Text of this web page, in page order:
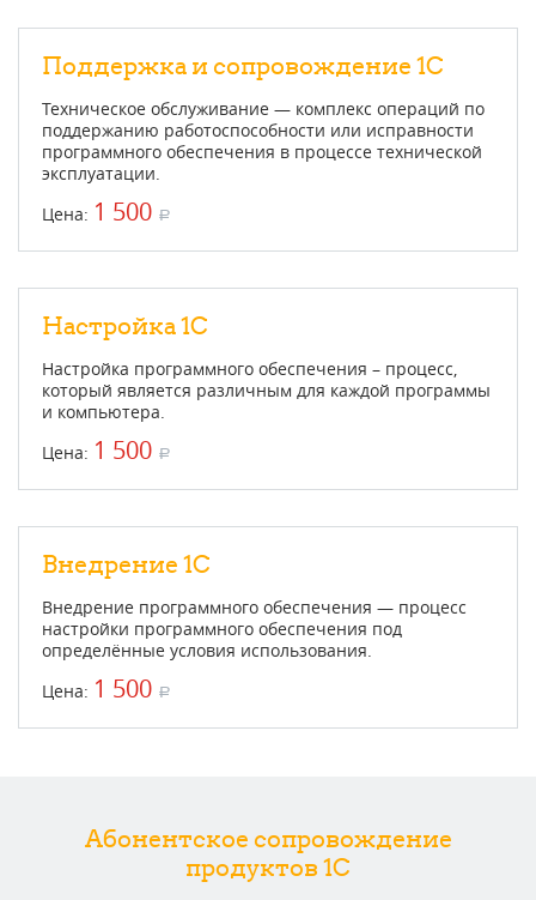
Поддержка и сопровождение 1С
Техническое обслуживание — комплекс операций по
поддержанию работоспособности или исправности
программного обеспечения в процессе технической
эксплуатации.
Цена: 1 500 a
Настройка 1С
Настройка программного обеспечения – процесс,
который является различным для каждой программы
и компьютера.
Цена: 1 500 a
Внедрение 1С
Внедрение программного обеспечения — процесс
настройки программного обеспечения под
определённые условия использования.
Цена: 1 500 a
Абонентское сопровождение
продуктов 1C